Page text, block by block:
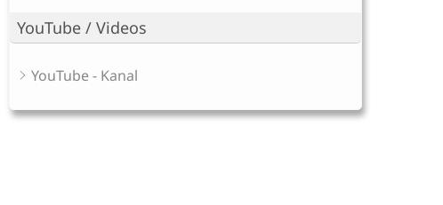
YouTube / Videos
YouTube - Kanal